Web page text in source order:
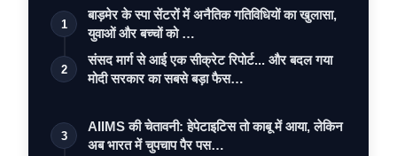
1
बाड़मेर के स्पा सेंटरों में अनैतिक गतिविधियों का खुलासा,
युवाओं और बच्चों को …
2
संसद मार्ग से आई एक सीक्रेट रिपोर्ट... और बदल गया
मोदी सरकार का सबसे बड़ा फैस…
3
AIIMS की चेतावनी: हेपेटाइटिस तो काबू में आया, लेकिन
अब भारत में चुपचाप पैर पस…